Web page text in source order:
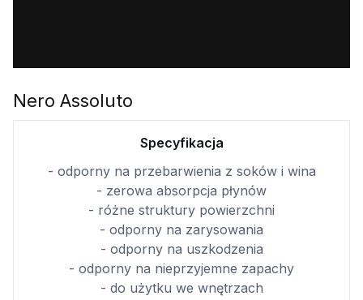
Nero Assoluto
Specyfikacja
- odporny na przebarwienia z soków i wina
- zerowa absorpcja płynów
- różne struktury powierzchni
- odporny na zarysowania
- odporny na uszkodzenia
- odporny na nieprzyjemne zapachy
- do użytku we wnętrzach